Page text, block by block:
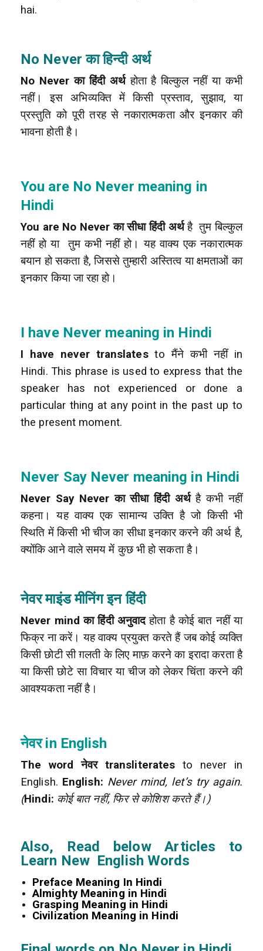
hai.
No Never का हिन्दी अर्थ
No Never का हिंदी अर्थहोता है बिल्कुल नहीं या कभी
नहीं। इस अभिव्यक्ति में किसी प्रस्ताव, सुझाव, या
प्रस्तुति को पूरी तरह से नकारात्मकता और इनकार की
भावना होती है।
You are No Never meaning in
Hindi
You are No Never का सीधा हिंदी अर्थहै तुम बिल्कुल
नहीं हो या तुम कभी नहीं हो। यह वाक्य एक नकारात्मक
बयान हो सकता है, जिससे तुम्हारी अस्तित्व या क्षमताओं का
इनकार किया जा रहा हो।
I have Never meaning in Hindi
I have never translatesto मैंने कभी नहीं in
Hindi. This phrase is used to express that the
speaker has not experienced or done a
particular thing at any point in the past up to
the present moment.
Never Say Never meaning in Hindi
Never Say Never का सीधा हिंदी अर्थहै कभी नहीं
कहना। यह वाक्य एक सामान्य उक्ति है जो किसी भी
स्थिति में किसी भी चीज का सीधा इनकार करने की अर्थ है,
क्योंकि आने वाले समय में कुछ भी हो सकता है।
नेवर माइंड मीनिंग इन हिंदी
Never mind का हिंदी अनुवादहोता है कोई बात नहीं या
फिक्र ना करें। यह वाक्य प्रयुक्त करते हैं जब कोई व्यक्ति
किसी छोटी सी ग़लती के लिए माफ़ करने का इरादा करता है
या किसी छोटे सा विचार या चीज को लेकर चिंता करने की
आवश्यकता नहीं है।
नेवर in English
The word नेवर transliterates to never in
English. English: Never mind, let’s try again.
(Hindi: कोई बात नहीं, फिर से कोशिश करते हैं।)
Also, Read below Articles to
Learn New English Words
Preface Meaning In Hindi
Almighty Meaning in Hindi
Grasping Meaning in Hindi
Civilization Meaning in Hindi